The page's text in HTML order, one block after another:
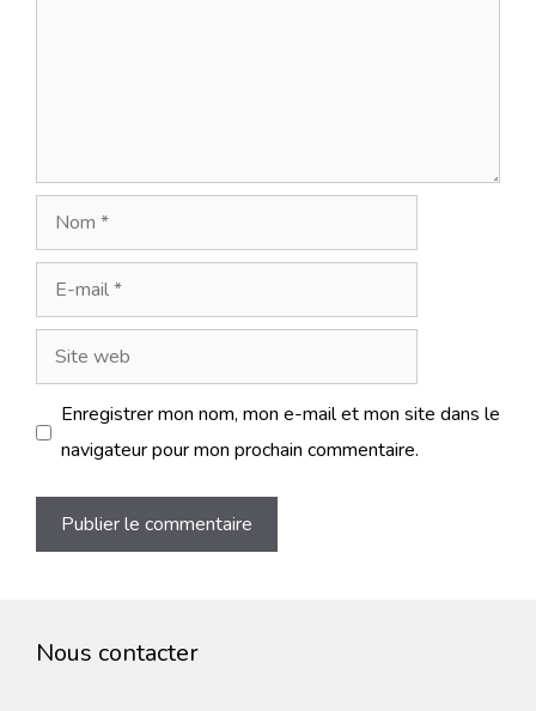
Nom
mail
Site
web
Enregistrer mon nom, mon e-mail et mon site dans le
navigateur pour mon prochain commentaire.
Nous contacter